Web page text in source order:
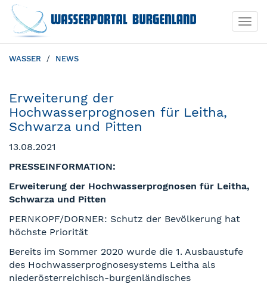
WASSER NEWS
Erweiterung der
Hochwasserprognosen für Leitha,
Schwarza und Pitten
13.08.2021
PRESSEINFORMATION:
Erweiterung der Hochwasserprognosen für Leitha,
Schwarza und Pitten
PERNKOPF/DORNER: Schutz der Bevölkerung hat
höchste Priorität
Bereits im Sommer 2020 wurde die 1. Ausbaustufe
des Hochwasserprognosesystems Leitha als
niederösterreichisch-burgenländisches